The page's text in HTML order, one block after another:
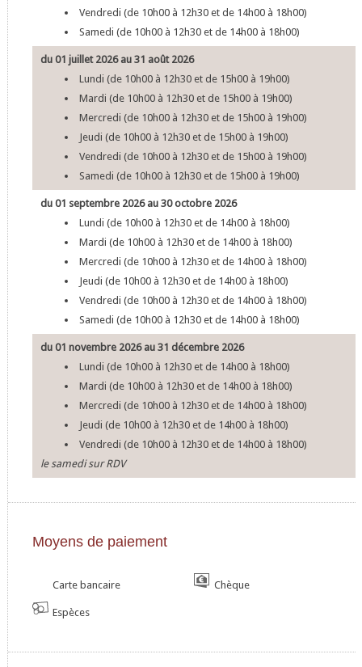
Vendredi (de 10h00 à 12h30 et de 14h00 à 18h00)
Samedi (de 10h00 à 12h30 et de 14h00 à 18h00)
du 01 juillet 2026 au 31 août 2026
Lundi (de 10h00 à 12h30 et de 15h00 à 19h00)
Mardi (de 10h00 à 12h30 et de 15h00 à 19h00)
Mercredi (de 10h00 à 12h30 et de 15h00 à 19h00)
Jeudi (de 10h00 à 12h30 et de 15h00 à 19h00)
Vendredi (de 10h00 à 12h30 et de 15h00 à 19h00)
Samedi (de 10h00 à 12h30 et de 15h00 à 19h00)
du 01 septembre 2026 au 30 octobre 2026
Lundi (de 10h00 à 12h30 et de 14h00 à 18h00)
Mardi (de 10h00 à 12h30 et de 14h00 à 18h00)
Mercredi (de 10h00 à 12h30 et de 14h00 à 18h00)
Jeudi (de 10h00 à 12h30 et de 14h00 à 18h00)
Vendredi (de 10h00 à 12h30 et de 14h00 à 18h00)
Samedi (de 10h00 à 12h30 et de 14h00 à 18h00)
du 01 novembre 2026 au 31 décembre 2026
Lundi (de 10h00 à 12h30 et de 14h00 à 18h00)
Mardi (de 10h00 à 12h30 et de 14h00 à 18h00)
Mercredi (de 10h00 à 12h30 et de 14h00 à 18h00)
Jeudi (de 10h00 à 12h30 et de 14h00 à 18h00)
Vendredi (de 10h00 à 12h30 et de 14h00 à 18h00)
le samedi sur RDV
Moyens de paiement
Carte bancaire Chèque
Espèces